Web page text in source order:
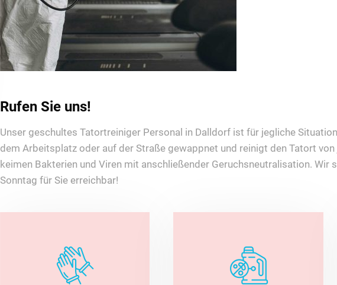
Rufen Sie uns!
Unser geschultes Tatortreiniger Personal in Dalldorf ist für jegliche
dem Arbeitsplatz oder auf der Straße gewappnet und reinigt den Tatort
keimen Bakterien und Viren mit anschließender Geruchsneutralisation. Wir
Sonntag für Sie erreichbar!